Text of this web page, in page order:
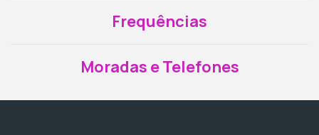
Frequências
Moradas e Telefones